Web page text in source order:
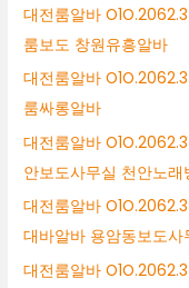
대전룸알바
룸보도 창원유흥알바
대전룸알바
룸싸롱알바
대전룸알바
안보도사무실 천안노래
대전룸알바
대바알바 용암동보도사
대전룸알바